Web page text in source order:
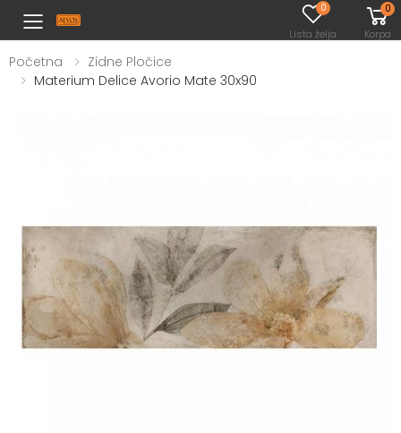
Toggle mobile menu
0
Lista želja
0
Korpa
Početna
Zidne Pločice
Materium Delice Avorio Mate 30x90